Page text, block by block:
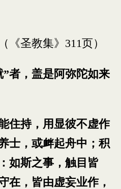
《圣教集》311页）
者，盖是阿弥陀如来
住持，用显彼不虚作
士，或衅起舟中；积
如斯之事，触目皆
在，皆由虚妄业作，